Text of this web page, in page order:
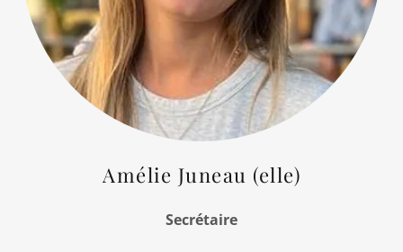
Amélie Juneau (elle)
Secrétaire